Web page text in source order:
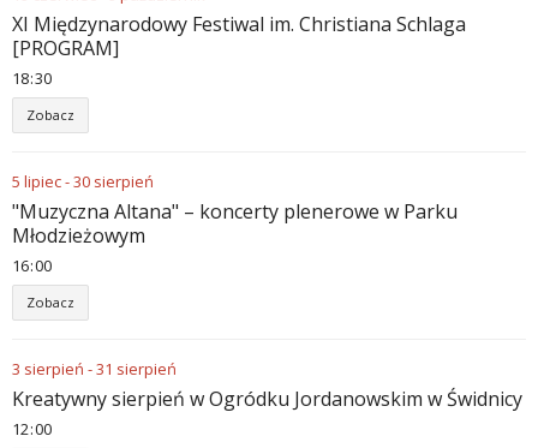
XI Międzynarodowy Festiwal im. Christiana Schlaga
[PROGRAM]
18:30
Zobacz
5 lipiec-30 sierpień
"Muzyczna Altana" – koncerty plenerowe w Parku
Młodzieżowym
16:00
Zobacz
3 sierpień -31 sierpień
Kreatywny sierpień w Ogródku Jordanowskim w Świdnicy
12:00